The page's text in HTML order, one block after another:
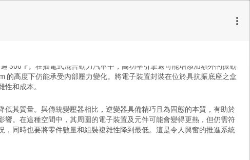
300°F。在插電式混合動力汽車中，高功率引擎還可能增添加額外的振動
的高度下仍能承受內部壓力變化。將電子裝置封裝在位於具抗振底座之盒
和成本。
其質量。與傳統變壓器相比，逆變器具備精巧且為固態的本質，有助於
。在這種空間中，其周圍的電子裝置及元件可能會變得更熱，但仍需符
同時也要將零件數量和組裝複雜性降到最低。這是令人興奮的推進系統